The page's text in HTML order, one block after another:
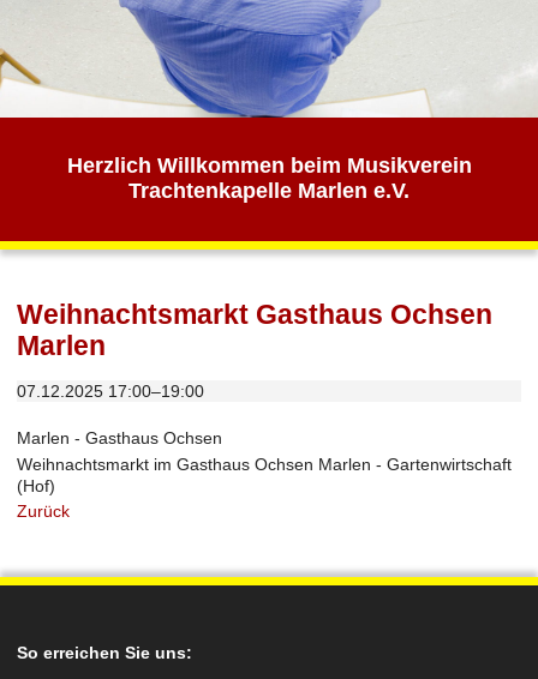
Herzlich Willkommen beim Musikverein
Trachtenkapelle Marlen e.V.
Weihnachtsmarkt Gasthaus Ochsen
Marlen
07.12.2025 17:00–19:00
Marlen - Gasthaus Ochsen
Weihnachtsmarkt im Gasthaus Ochsen Marlen - Gartenwirtschaft
(Hof)
Zurück
So erreichen Sie uns: